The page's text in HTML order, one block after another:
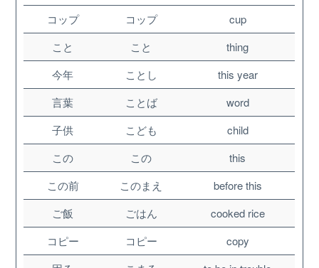
Website Guide
Unlock bonus content
コップ コップ
cup
こと
こと
thing
今年
ことし
this year
言葉
ことば
word
子供
こども
child
この
この
this
この前
このまえ
before this
ご飯
ごはん
cooked rice
コピー
コピー
copy